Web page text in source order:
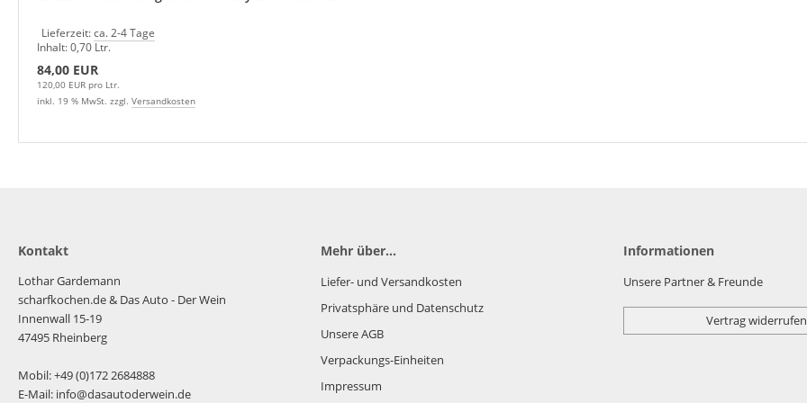
Lieferzeit:ca. 2-4 Tage
Inhalt: 0,70 Ltr.
84,00 EUR
120,00 EUR pro Ltr.
inkl. 19 % MwSt. zzgl. Versandkosten
Kontakt
Lothar Gardemann
scharfkochen.de& Das Auto - Der Wein
Innenwall 15-19
47495 Rheinberg
Mobil: +49 (0)172 2684888
E-Mail: info@dasautoderwein.de
Mehr über...
Liefer- und Versandkosten
Privatsphäre und Datenschutz
Unsere AGB
Verpackungs-Einheiten
Impressum
Informationen
Unsere Partner & Freunde
Vertrag widerrufen